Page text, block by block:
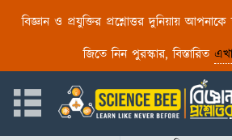
বিজ্ঞান ও প্রযুক্তির প্রশ্নোত্তর দুনিয়ায় আপনাকে
জিতে নিন পুরস্কার, বিস্তারিত